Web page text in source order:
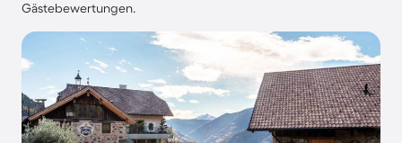
Gästebewertungen.